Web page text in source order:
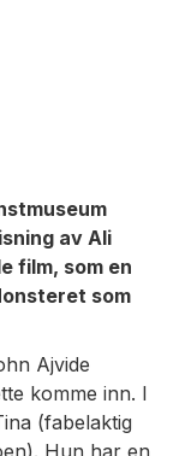
av Ali
film, som en
som
Ajvide
komme inn. I
(fabelaktig
). Hun har en